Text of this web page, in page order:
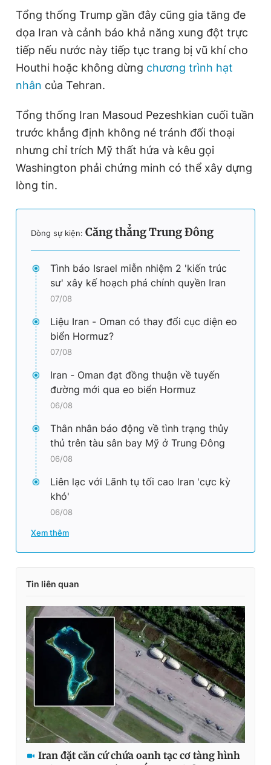
Tổng thống Trump gần đây cũng gia tăng đe
dọa Iran và cảnh báo khả năng xung đột trực
tiếp nếu nước này tiếp tục trang bị vũ khí cho
Houthi hoặc không dừng chương trình hạt
nhân của Tehran.
Tổng thống Iran Masoud Pezeshkian cuối tuần
trước khẳng định không né tránh đối thoại
nhưng chỉ trích Mỹ thất hứa và kêu gọi
Washington phải chứng minh có thể xây dựng
lòng tin.
Dòng sự kiện: Căng thẳng Trung Đông
Tình báo Israel miễn nhiệm 2 'kiến trúc
sư' xây kế hoạch phá chính quyền Iran
07/08
Liệu Iran - Oman có thay đổi cục diện eo
biển Hormuz?
07/08
Iran - Oman đạt đồng thuận về tuyến
đường mới qua eo biển Hormuz
06/08
Thân nhân báo động về tình trạng thủy
thủ trên tàu sân bay Mỹ ở Trung Đông
06/08
Liên lạc với Lãnh tụ tối cao Iran 'cực kỳ
khó'
06/08
Xem thêm
Tin liên quan
Iran đặt căn cứ chứa oanh tạc cơ tàng hình